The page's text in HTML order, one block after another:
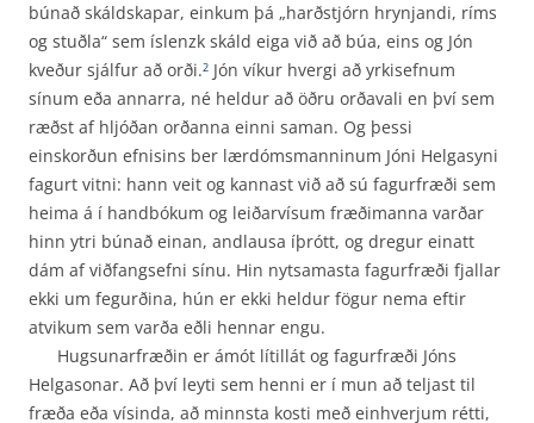
búnað skáldskapar, einkum þá „harðstjórn hrynjandi, ríms
og stuðla“ sem íslenzk skáld eiga við að búa, eins og Jón
kveður sjálfur að orði.2 Jón víkur hvergi að yrkisefnum
sínum eða annarra, né heldur að öðru orðavali en því sem
ræðst af hljóðan orðanna einni saman. Og þessi
einskorðun efnisins ber lærdómsmanninum Jóni Helgasyni
fagurt vitni: hann veit og kannast við að sú fagurfræði sem
heima á í handbókum og leiðarvísum fræðimanna varðar
hinn ytri búnað einan, andlausa íþrótt, og dregur einatt
dám af viðfangsefni sínu. Hin nytsamasta fagurfræði fjallar
ekki um fegurðina, hún er ekki heldur fögur nema eftir
atvikum sem varða eðli hennar engu.
Hugsunarfræðin er ámót lítillát og fagurfræði Jóns
Helgasonar. Að því leyti sem henni er í mun að teljast til
fræða eða vísinda, að minnsta kosti með einhverjum rétti,